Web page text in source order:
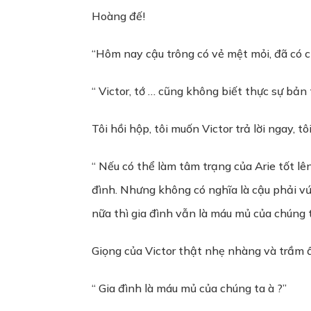
Hoàng đế!
“Hôm nay cậu trông có vẻ mệt mỏi, đã
“ Victor, tớ … cũng không biết thực sự
Tôi hồi hộp, tôi muốn Victor trả lời ngay,
“ Nếu có thể làm tâm trạng của Arie tốt
đình. Nhưng không có nghĩa là cậu phải
nữa thì gia đình vẫn là máu mủ của
Giọng của Victor thật nhẹ nhàng và trầm
“ Gia đình là máu mủ của chúng ta à ?”